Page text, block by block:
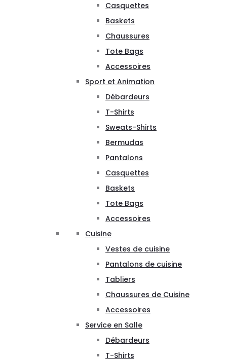
Casquettes
Baskets
Chaussures
Tote Bags
Accessoires
Sport et Animation
Débardeurs
T-Shirts
Sweats-Shirts
Bermudas
Pantalons
Casquettes
Baskets
Tote Bags
Accessoires
Cuisine
Vestes de cuisine
Pantalons de cuisine
Tabliers
Chaussures de Cuisine
Accessoires
Service en Salle
Débardeurs
T-Shirts